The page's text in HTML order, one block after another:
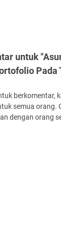
untuk
Pada
berkomentar,
semua orang.
dengan orang